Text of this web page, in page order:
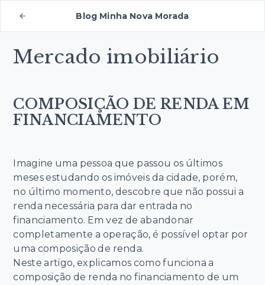
Blog Minha Nova Morada
Mercado imobiliário
COMPOSIÇÃO DE RENDA EM
FINANCIAMENTO
Imagine uma pessoa que passou os últimos
meses estudando os imóveis da cidade, porém,
no último momento, descobre que não possui a
renda necessária para dar entrada no
financiamento. Em vez de abandonar
completamente a operação, é possível optar por
uma composição de renda.
Neste artigo, explicamos como funciona a
composição de renda no financiamento de um